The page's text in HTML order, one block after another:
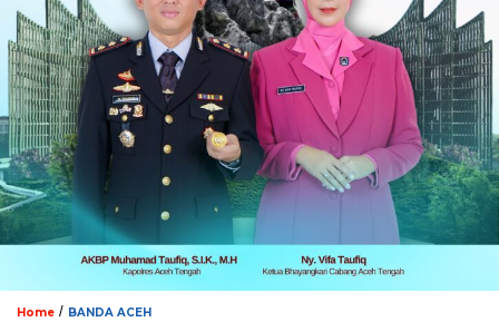
Home / BANDA ACEH